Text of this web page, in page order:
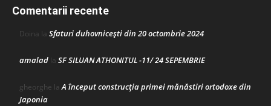
Comentarii recente
Doina la Sfaturi duhovnicești din 20 octombrie 2024
amalad la SF SILUAN ATHONITUL -11/ 24 SEPEMBRIE
gheorghe laA început construcţia primei mănăstiri ortodoxe din
Japonia